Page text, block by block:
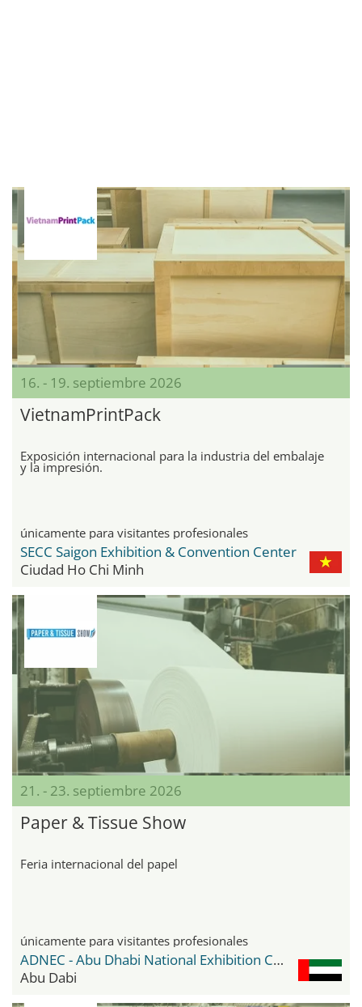
16. - 19. septiembre 2026
VietnamPrintPack
Exposición internacional para la industria del embalaje
y la impresión.
únicamente para visitantes profesionales
SECC Saigon Exhibition & Convention Center
Ciudad Ho Chi Minh
21. - 23. septiembre 2026
Paper & Tissue Show
Feria internacional del papel
únicamente para visitantes profesionales
ADNEC - Abu Dhabi National Exhibition Center
Abu Dabi